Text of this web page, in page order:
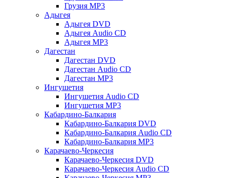
Грузия MP3
Адыгея
Адыгея DVD
Адыгея Audio CD
Адыгея MP3
Дагестан
Дагестан DVD
Дагестан Audio CD
Дагестан MP3
Ингушетия
Ингушетия Audio CD
Ингушетия MP3
Кабардино-Балкария
Кабардино-Балкария DVD
Кабардино-Балкария Audio CD
Кабардино-Балкария MP3
Карачаево-Черкесия
Карачаево-Черкесия DVD
Карачаево-Черкесия Audio CD